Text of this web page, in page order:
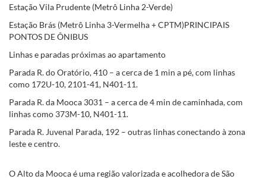
Estação Vila Prudente (Metrô Linha 2-Verde)
Estação Brás (Metrô Linha 3-Vermelha + CPTM)PRINCIPAIS
PONTOS DE ÔNIBUS
Linhas e paradas próximas ao apartamento
Parada R. do Oratório, 410 – a cerca de 1 min a pé, com linhas
como 172U-10, 2101-41, N401-11.
Parada R. da Mooca 3031 – a cerca de 4 min de caminhada, com
linhas como 373M-10, N401-11.
Parada R. Juvenal Parada, 192 – outras linhas conectando à zona
leste e centro.
O Alto da Mooca é uma região valorizada e acolhedora de São